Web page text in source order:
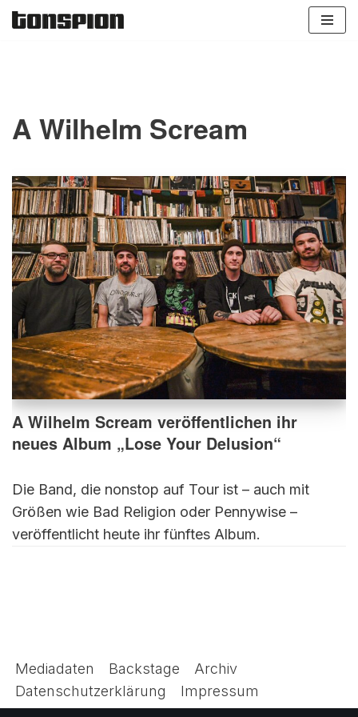
A Wilhelm Scream
A Wilhelm Scream veröffentlichen ihr
neues Album „Lose Your Delusion“
Die Band, die nonstop auf Tour ist – auch mit
Größen wie Bad Religion oder Pennywise –
veröffentlicht heute ihr fünftes Album.
Mediadaten Backstage
Archiv
Datenschutzerklärung
Impressum